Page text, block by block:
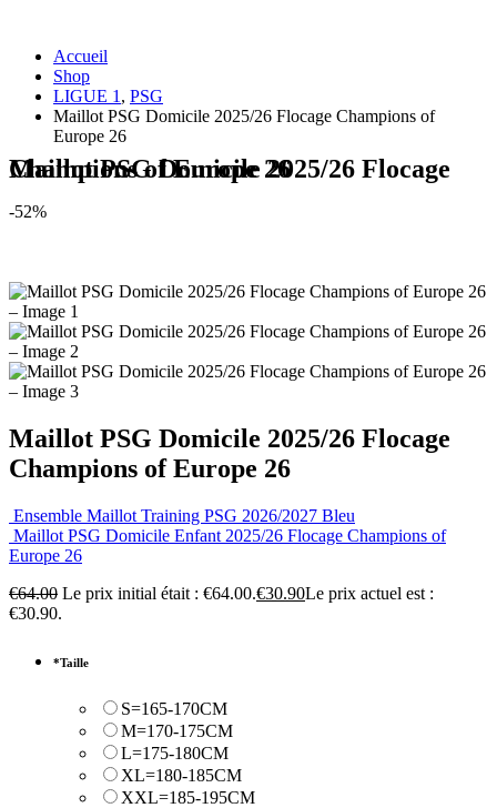
Accueil
Shop
LIGUE 1 , PSG
Maillot PSG Domicile 2025/26 Flocage Champions of
Europe 26
Maillot PSG Domicile 2025/26 Flocage Champions of Europe 26
-52%
Maillot PSG Domicile 2025/26 Flocage
Champions of Europe 26
Ensemble Maillot Training PSG 2026/2027 Bleu
Maillot PSG Domicile Enfant 2025/26 Flocage Champions of
Europe 26
€64.00 Le prix initial était : €64.00.€30.90Le prix actuel est :
€30.90.
*Taille
S=165-170CM
M=170-175CM
L=175-180CM
XL=180-185CM
XXL=185-195CM